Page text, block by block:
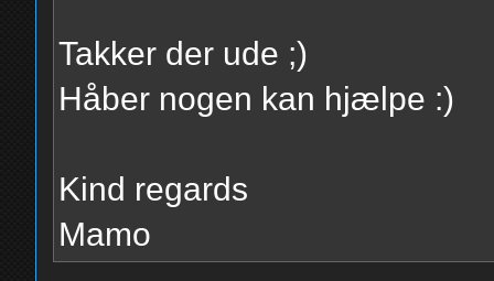
Takker der ude ;)
Håber nogen kan hjælpe :)
Kind regards
Mamo